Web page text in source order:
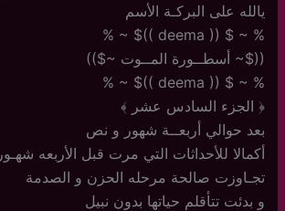
يالله على البركـة الأسم
% ~ $ (( deema ))$ ~ %
(($~ أسطــورة المــوت ~$))
% ~ $ (( deema ))$ ~ %
﴿ الجزء السادس عشر ﴾
بعد حوالي أربعــة شهور و نص
أكمالا للأحداثات التي مرت قبل الأربعه شهـور
تجـاوزت صالحة مرحله الحزن و الصدمة
و بدئت تتأقلم حياتها بدون نبيل